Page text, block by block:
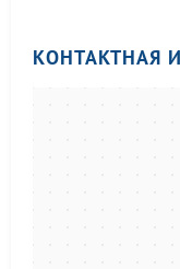
КОНТАКТНАЯ